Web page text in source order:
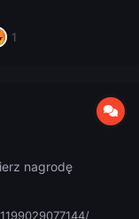
1
nagrodę